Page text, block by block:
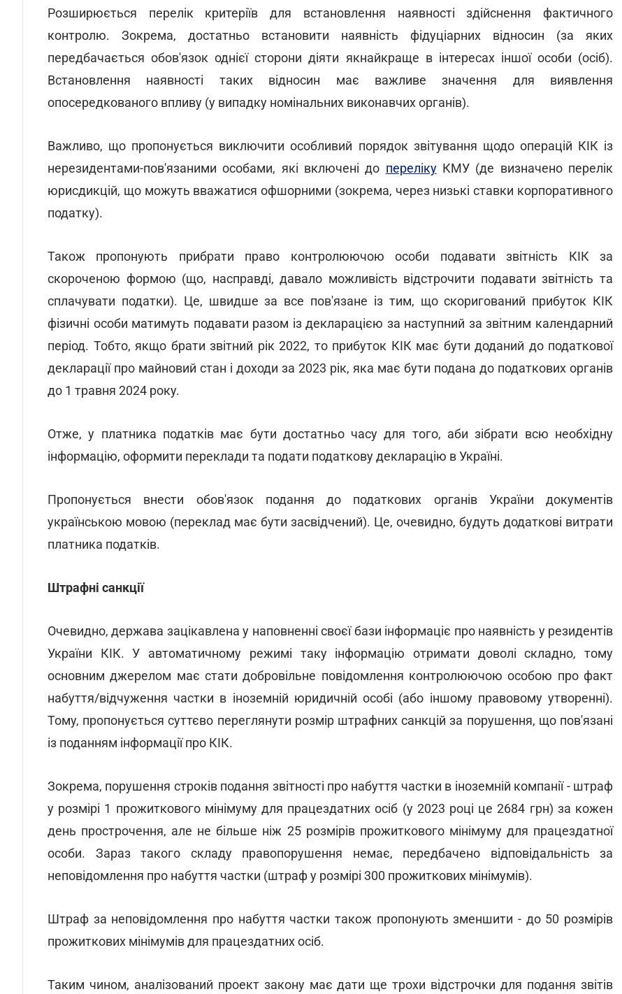
Розширюється перелік критеріїв для встановлення наявності здійснення фактичного
контролю. Зокрема, достатньо встановити наявність фідуціарних відносин (за яких
передбачається обов'язок однієї сторони діяти якнайкраще в інтересах іншої особи (осіб).
Встановлення наявності таких відносин має важливе значення для виявлення
опосередкованого впливу (у випадку номінальних виконавчих органів).
Важливо, що пропонується виключити особливий порядок звітування щодо операцій КІК із
нерезидентами-пов'язаними особами, які включені до перелікуКМУ (де визначено перелік
юрисдикцій, що можуть вважатися офшорними (зокрема, через низькі ставки корпоративного
податку).
Також пропонують прибрати право контролюючою особи подавати звітність КІК за
скороченою формою (що, насправді, давало можливість відстрочити подавати звітність та
сплачувати податки). Це, швидше за все пов'язане із тим, що скоригований прибуток КІК
фізичні особи матимуть подавати разом із декларацією за наступний за звітним календарний
період. Тобто, якщо брати звітний рік 2022, то прибуток КІК має бути доданий до податкової
декларації про майновий стан і доходи за 2023 рік, яка має бути подана до податкових органів
до 1 травня 2024 року.
Отже, у платника податків має бути достатньо часу для того, аби зібрати всю необхідну
інформацію, оформити переклади та подати податкову декларацію в Україні.
Пропонується внести обов'язок подання до податкових органів України документів
українською мовою (переклад має бути засвідчений). Це, очевидно, будуть додаткові витрати
платника податків.
Штрафні санкції
Очевидно, держава зацікавлена у наповненні своєї бази інформаціє про наявність у резидентів
України КІК. У автоматичному режимі таку інформацію отримати доволі складно, тому
основним джерелом має стати добровільне повідомлення контролюючою особою про факт
набуття/відчуження частки в іноземній юридичній особі (або іншому правовому утворенні).
Тому, пропонується суттєво переглянути розмір штрафних санкцій за порушення, що пов'язані
із поданням інформації про КІК.
Зокрема, порушення строків подання звітності про набуття частки в іноземній компанії - штраф
у розмірі 1 прожиткового мінімуму для працездатних осіб (у 2023 році це 2684 грн) за кожен
день прострочення, але не більше ніж 25 розмірів прожиткового мінімуму для працездатної
особи. Зараз такого складу правопорушення немає, передбачено відповідальність за
неповідомлення про набуття частки (штраф у розмірі 300 прожиткових мінімумів).
Штраф за неповідомлення про набуття частки також пропонують зменшити - до 50 розмірів
прожиткових мінімумів для працездатних осіб.
Таким чином, аналізований проект закону має дати ще трохи відстрочки для подання звітів